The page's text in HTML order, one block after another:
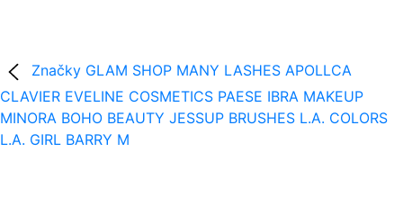
Značky GLAM SHOP MANY LASHES APOLLCA
CLAVIER EVELINE COSMETICS PAESE IBRA MAKEUP
MINORA BOHO BEAUTY JESSUP BRUSHES L.A. COLORS
L.A. GIRL BARRY M